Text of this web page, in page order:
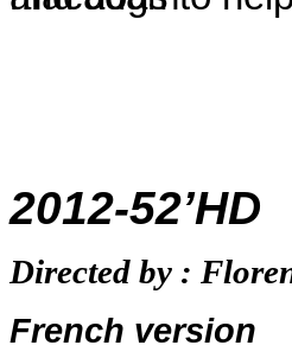
2012-52’HD
Directed by :
French version